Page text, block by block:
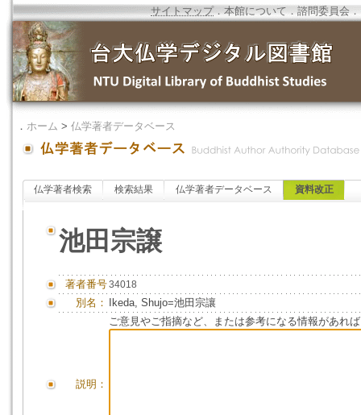
サイトマップ．本館について ．諮問委員会 ．
． ホーム > 仏学著者データベース
仏学著者検索 検索結果 仏学著者データベース 資料改正
池田宗譲
著者番号34018
別名： Ikeda, Shujo=池田宗讓
説明：
ご意見やご指摘など、または参考になる情報があれ